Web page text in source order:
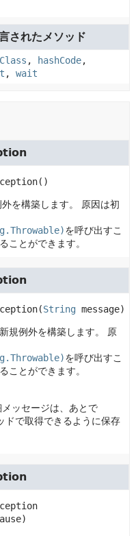
されたメソッド
, hashCode,
, wait
()
を構築します。
原因は初
を呼び出すこ
ことができます。
(String message)
規例外を構築します。
原
を呼び出すこ
ことができます。
メッセージは、あとで
ドで取得できるように保存